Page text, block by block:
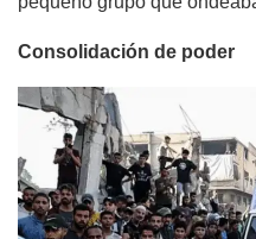
Consolidación de poder